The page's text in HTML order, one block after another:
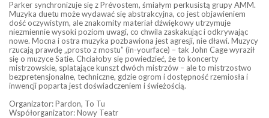
Parker synchronizuje się z Prévostem, śmiałym perkusistą grupy AMM.
Muzyka duetu może wydawać się abstrakcyjna, co jest objawieniem
dość oczywistym, ale znakomity materiał dźwiękowy utrzymuje
niezmiennie wysoki poziom uwagi, co chwila zaskakując i odkrywając
nowe. Mocna i ostra muzyka pozbawiona jest agresji, nie dławi. Muzycy
rzucają prawdę „prosto z mostu” (in-yourface) – tak John Cage wyraził
się o muzyce Satie. Chciałoby się powiedzieć, że to koncerty
mistrzowskie, splatające kunszt dwóch mistrzów – ale to mistrzostwo
bezpretensjonalne, techniczne, gdzie ogrom i dostępność rzemiosła i
inwencji poparta jest doświadczeniem i świeżością.
Organizator: Pardon, To Tu
Współorganizator: Nowy Teatr